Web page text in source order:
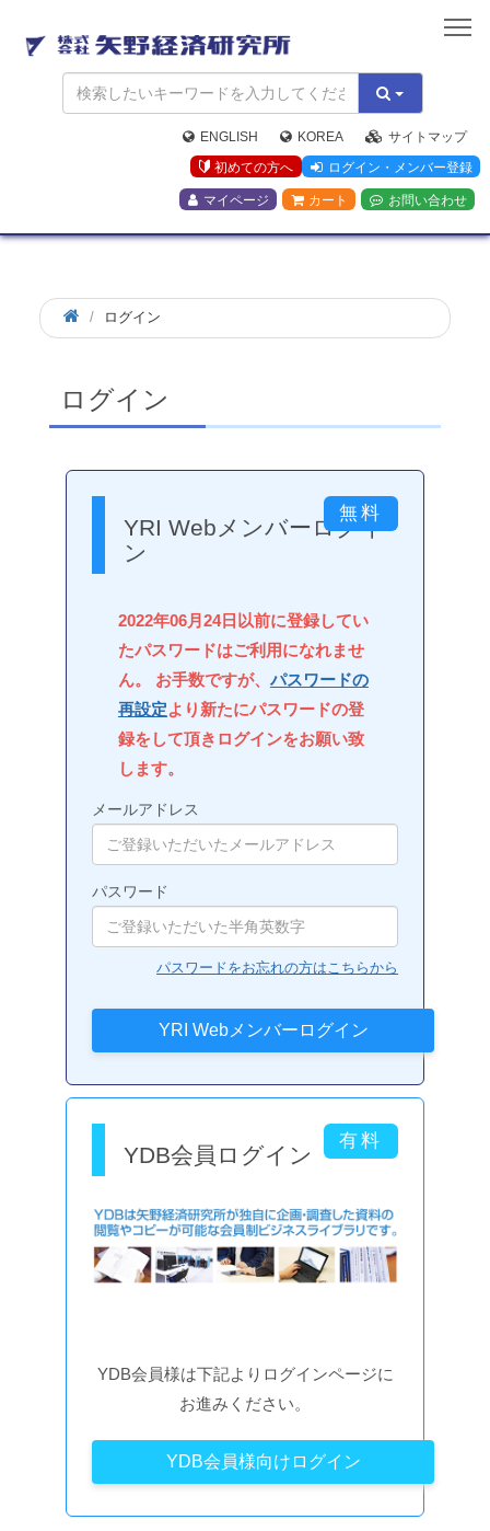
矢
野
経
済
研
究
所
ENGLISH KOREA
サイトマップ
初めての方へ
ログイン・メンバー登録
マイページ カート お問い合わせ
ログイン
ログイン
YRI Webメンバーログイ
ン
2022年06月24日以前に登録してい
たパスワードはご利用になれませ
ん。 お手数ですが、 パスワードの
再設定より新たにパスワードの登
録をして頂きログインをお願い致
します。
メールアドレス
パスワード
パスワードをお忘れの方はこちらから
YDB会員ログイン
YDB会員様は下記よりログインページに
お進みください。
YDB会員様向けログイン